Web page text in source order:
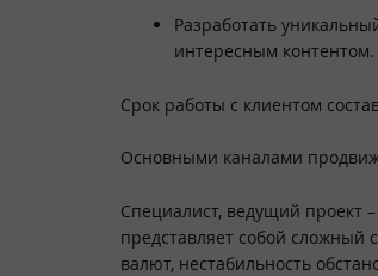
Разработать
интересным контентом.
Срок работы с клиентом
Основными каналами
Специалист, ведущий проект
представляет собой сложный
валют, нестабильность